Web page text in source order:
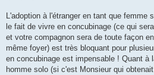
L'adoption à l'étranger en tant que femme
le fait de vivre en concubinage (ce qui
et votre compagnon sera de toute façon
même foyer) est très bloquant pour
en concubinage est impensable ! Quant à
homme solo (si c'est Monsieur qui